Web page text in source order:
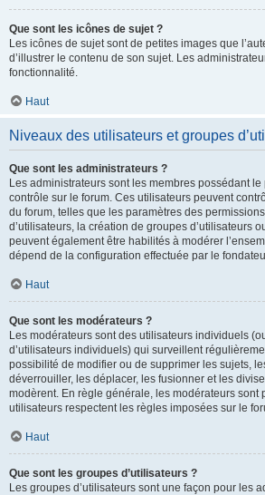
Que sont les icônes de sujet ?
Les icônes de sujet sont de petites images que
d’illustrer le contenu de son sujet. Les
fonctionnalité.
Haut
Niveaux des utilisateurs et groupes
Que sont les administrateurs ?
Les administrateurs sont les membres possédant
contrôle sur le forum. Ces utilisateurs peuvent
du forum, telles que les paramètres des
d’utilisateurs, la création de groupes d’utilisateurs
peuvent également être habilités à modérer
dépend de la configuration effectuée par le
Haut
Que sont les modérateurs ?
Les modérateurs sont des utilisateurs individuels
d’utilisateurs individuels) qui surveillent
possibilité de modifier ou de supprimer les sujets,
déverrouiller, les déplacer, les fusionner et les
modèrent. En règle générale, les modérateurs sont
utilisateurs respectent les règles imposées sur le
Haut
Que sont les groupes d’utilisateurs ?
Les groupes d’utilisateurs sont une façon pour les